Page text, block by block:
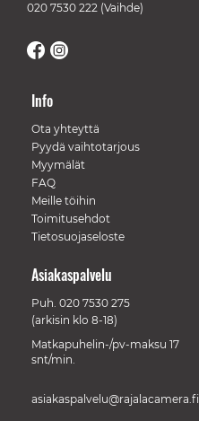
020 7530 222 (Vaihde)
Info
Ota yhteyttä
Pyydä vaihtotarjous
Myymälät
FAQ
Meille töihin
Toimitusehdot
Tietosuojaseloste
Asiakaspalvelu
Puh. 020 7530 275
(arkisin klo 8-18)
Matkapuhelin-/pv-maksu 17
snt/min.
asiakaspalvelu@rajalacamera.fi